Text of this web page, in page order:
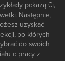
pokażą Ci,
Następnie,
uzyskać
po których
do swoich
o pracy z